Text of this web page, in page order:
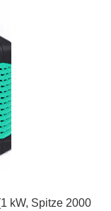
kW, Spitze 2000